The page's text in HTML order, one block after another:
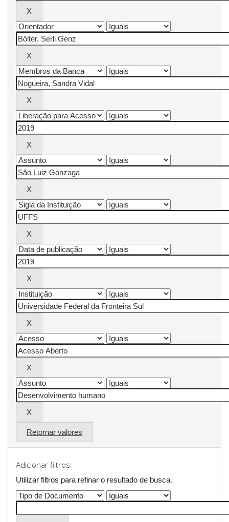
Retornar valores
Adicionar filtros:
Utilizar filtros para refinar o resultado de busca.